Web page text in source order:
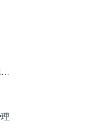
我区召开2018年第一次整治虚假违法广告厅际联席会议会议